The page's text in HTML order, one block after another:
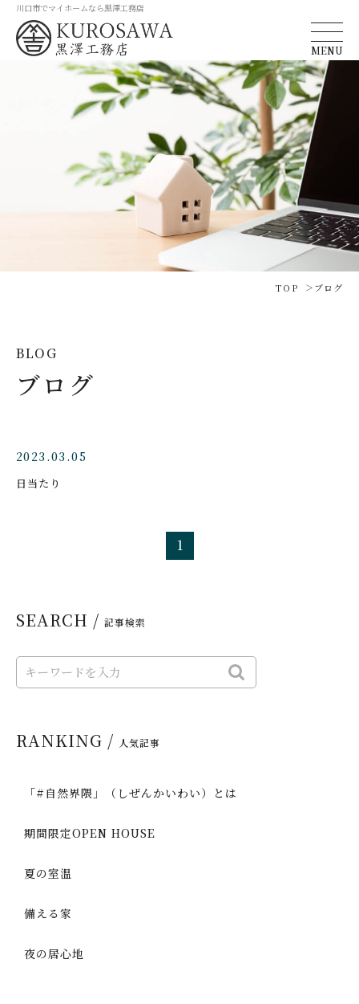
川口市でマイホームなら黒澤工務店
MENU
TOP ブログ
BLOG
ブログ
2023.03.05
日当たり
1
SEARCH / 記事検索
RANKING / 人気記事
「#自然界隈」（しぜんかいわい）とは
期間限定OPEN HOUSE
夏の室温
備える家
夜の居心地